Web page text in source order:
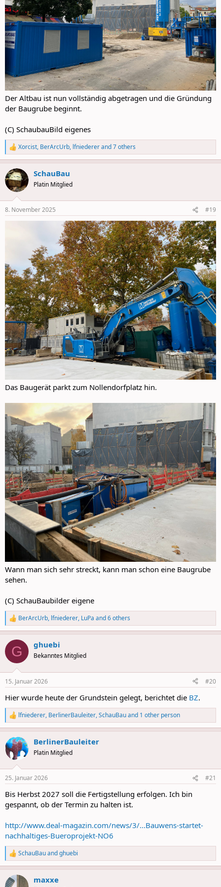
Der Altbau ist nun vollständig abgetragen und die Gründung
der Baugrube beginnt.
(C) SchaubauBild eigenes
R
e
a
c
t
i
s
Xorcist, BerArcUrb, lfniedererand 7 others
SchauBau
Platin Mitglied
8. November 2025 #19
Das Baugerät parkt zum Nollendorfplatz hin.
Wann man sich sehr streckt, kann man schon eine Baugrube
sehen.
(C) SchauBaubilder eigene
R
e
a
c
i
s
BerArcUrb, lfniederer, LuPa and 6 others
G ghuebi
Bekanntes Mitglied
15. Januar 2026 #20
Hier wurde heute der Grundstein gelegt, berichtet die BZ.
R
e
a
c
t
i
s
lfniederer, BerlinerBauleiter,SchauBauand 1 other person
BerlinerBauleiter
Platin Mitglied
25. Januar 2026 #21
Bis Herbst 2027 soll die Fertigstellung erfolgen. Ich bin
gespannt, ob der Termin zu halten ist.
http://www.deal-magazin.com/news/3/...Bauwens-startet-
nachhaltiges-Bueroprojekt-NO6
R
e
a
c
SchauBauandghuebi
maxxe